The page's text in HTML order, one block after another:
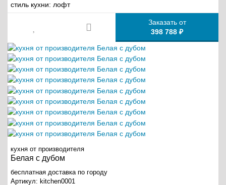
стиль кухни: лофт
Заказать от
398 788 ₽
кухня от производителя
Белая с дубом
бесплатная доставка по городу
Артикул: kitchen0001